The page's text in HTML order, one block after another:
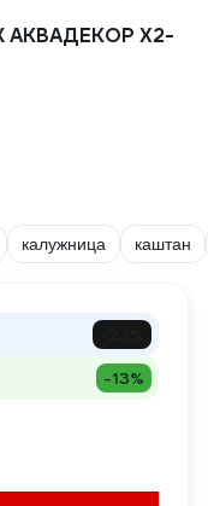
АКВАДЕКОР Х2-
калужница каштан
-13%